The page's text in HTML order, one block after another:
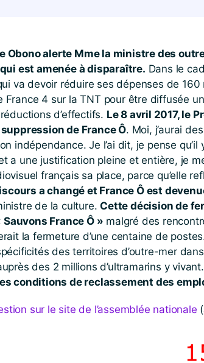
Obono alerte Mme la ministre des
est amenée à disparaître. Dans le
va devoir réduire ses dépenses de
France 4 sur la TNT pour être diffusée
d’effectifs. Le 8 avril 2017, le
de France Ô. Moi, j’aurai
indépendance. Je l’ai dit, je pense
a une justification pleine et entière, je
français sa place, parce qu’elle
a changé et France Ô est
de la culture.Cette décision de
France Ô » malgré des
la fermeture d’une centaine de
des territoires d’outre-mer
des 2 millions d’ultramarins y vivant.
conditions de reclassement des
sur le site de l’assemblée nationale